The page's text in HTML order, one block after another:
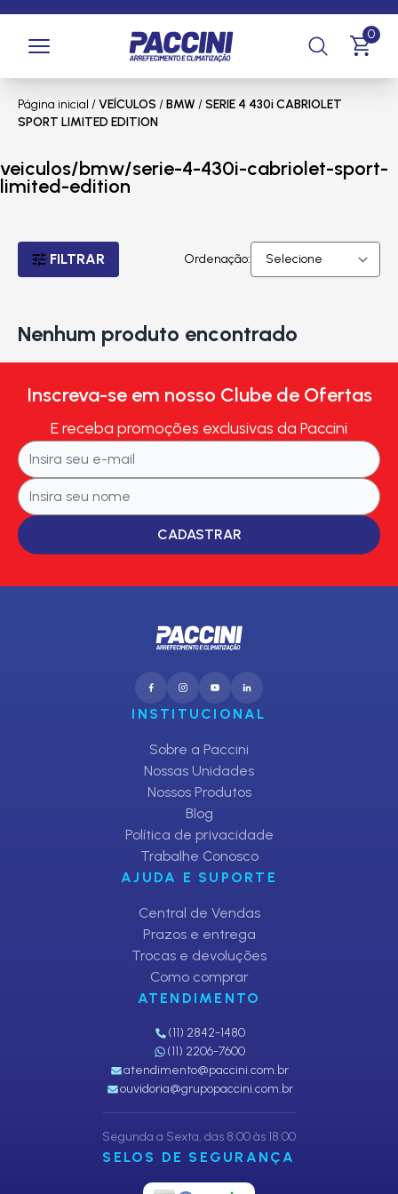
0
Página inicial /VEÍCULOS /BMW /SERIE 4 430i CABRIOLET
SPORT LIMITED EDITION
veiculos/bmw/serie-4-430i-cabriolet-sport-
limited-edition
FILTRAR Ordenação:
Nenhum produto encontrado
Inscreva-se em nosso Clube de Ofertas
E receba promoções exclusivas da Paccini
CADASTRAR
INSTITUCIONAL
Sobre a Paccini
Nossas Unidades
Nossos Produtos
Blog
Política de privacidade
Trabalhe Conosco
AJUDA E SUPORTE
Central de Vendas
Prazos e entrega
Trocas e devoluções
Como comprar
ATENDIMENTO
(11) 2842-1480
(11) 2206-7600
atendimento@paccini.com.br
ouvidoria@grupopaccini.com.br
Segunda a Sexta, das 8:00 às 18:00
SELOS DE SEGURANÇA